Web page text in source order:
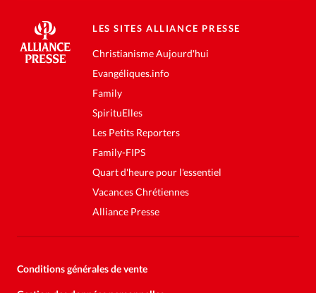
LES SITES ALLIANCE PRESSE
Christianisme Aujourd'hui
Evangéliques.info
Family
SpirituElles
Les Petits Reporters
Family-FIPS
Quart d'heure pour l'essentiel
Vacances Chrétiennes
Alliance Presse
Conditions générales de vente